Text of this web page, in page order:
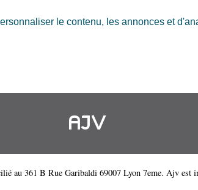
le contenu, les annonces et
AJV
au 361 B Rue Garibaldi 69007 Lyon 7eme. Ajv est